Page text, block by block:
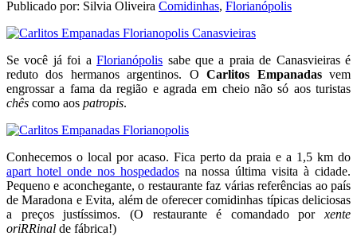
Publicado por: Silvia Oliveira Comidinhas, Florianópolis
Se você já foi aFlorianópolis sabe que a praia de Canasvieiras é
reduto dos hermanos argentinos. OCarlitos Empanadasvem
engrossar a fama da região e agrada em cheio não só aos turistas
chês como aos patropis.
Conhecemos o local por acaso. Fica perto da praia e a 1,5 km do
apart hotel onde nos hospedadosna nossa última visita à cidade.
Pequeno e aconchegante, o restaurante faz várias referências ao país
de Maradona e Evita, além de oferecer comidinhas típicas deliciosas
a preços justíssimos. (O restaurante é comandado por xente
oriRRinal de fábrica!)